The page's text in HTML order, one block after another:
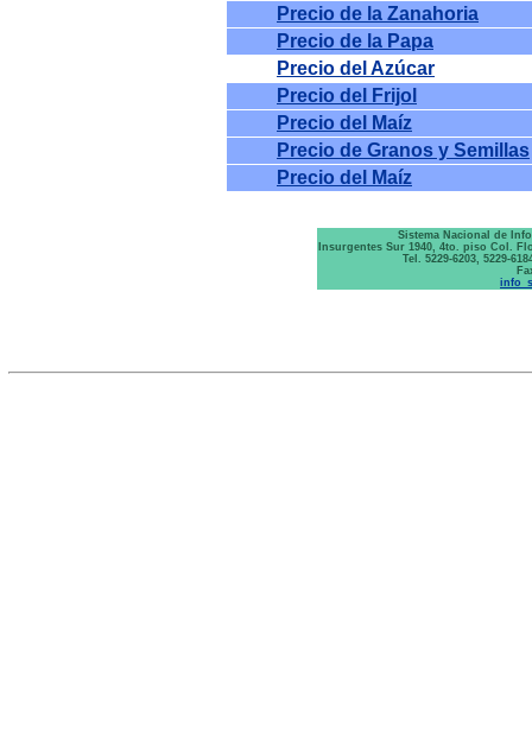
Precio de la Zanahoria
Precio de la Papa
Precio del Azúcar
Precio del Frijol
Precio del Maíz
Precio de Granos y Semillas
Precio del Maíz
Sistema Nacional de
Insurgentes Sur 1940, 4to. piso Col.
Tel. 5229-6203, 5229-